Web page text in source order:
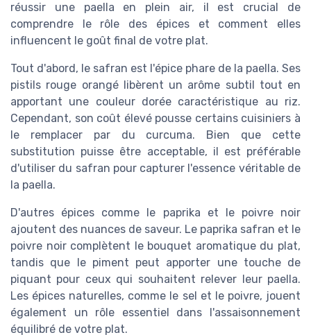
réussir une paella en plein air, il est crucial de
comprendre le rôle des épices et comment elles
influencent le goût final de votre plat.
Tout d'abord, le safran est l'épice phare de la paella. Ses
pistils rouge orangé libèrent un arôme subtil tout en
apportant une couleur dorée caractéristique au riz.
Cependant, son coût élevé pousse certains cuisiniers à
le remplacer par du curcuma. Bien que cette
substitution puisse être acceptable, il est préférable
d'utiliser du safran pour capturer l'essence véritable de
la paella.
D'autres épices comme le paprika et le poivre noir
ajoutent des nuances de saveur. Le paprika safran et le
poivre noir complètent le bouquet aromatique du plat,
tandis que le piment peut apporter une touche de
piquant pour ceux qui souhaitent relever leur paella.
Les épices naturelles, comme le sel et le poivre, jouent
également un rôle essentiel dans l'assaisonnement
équilibré de votre plat.